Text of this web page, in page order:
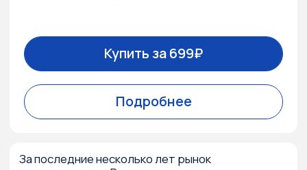
Подробнее
За 11 лет работы у авторов накопился
значительный опыт — и они знают, какие
системные ошибки совершают сотрудники
должен функционировать отдел продаж.